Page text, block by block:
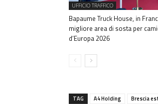
UFFICIO TRAFFICO
Bapaume Truck House, in
migliore area di sosta per
d’Europa 2026
TAG A4 Holding Brescia est